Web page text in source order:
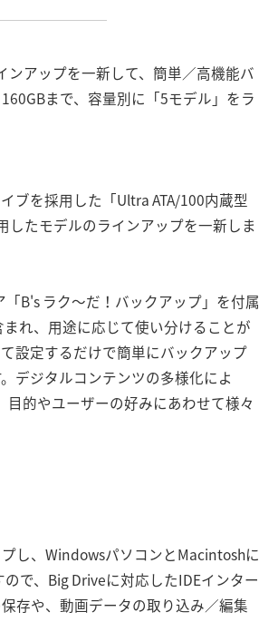
ンアップを一新して、簡単／高機能バ
まで、容量別に「5モデル」をラ
ブを採用した「Ultra ATA/100内蔵型
たモデルのラインアップを一新しま
B's ラク～だ！バックアップ」を付属
れ、用途に応じて使い分けることが
設定するだけで簡単にバックアップ
デジタルコンテンツの多様化によ
的やユーザーの好みにあわせて様々
し、WindowsパソコンとMacintoshに
で、Big Driveに対応したIDEインター
存や、動画データの取り込み／編集